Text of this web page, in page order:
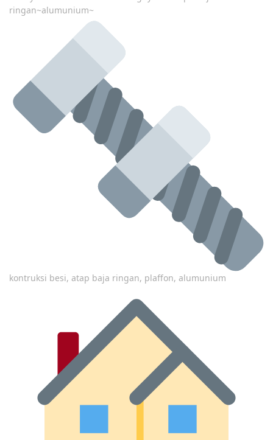
ringan~alumunium~
kontruksi besi, atap baja ringan, plaffon, alumunium